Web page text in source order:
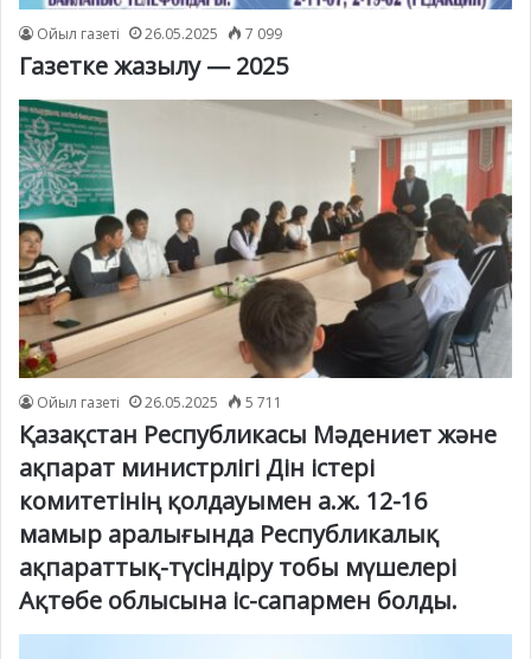
Ойыл газеті 26.05.2025 7 099
Газетке жазылу — 2025
Ойыл газеті 26.05.2025 5 711
Қазақстан Республикасы Мәдениет және
ақпарат министрлігі Дін істері
комитетінің қолдауымен а.ж. 12-16
мамыр аралығында Республикалық
ақпараттық-түсіндіру тобы мүшелері
Ақтөбе облысына іс-сапармен болды.